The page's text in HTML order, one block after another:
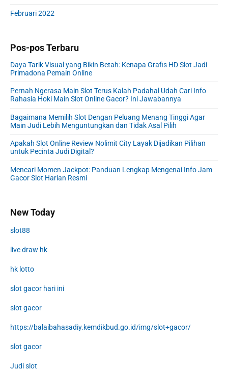
Februari 2022
Pos-pos Terbaru
Daya Tarik Visual yang Bikin Betah: Kenapa Grafis HD Slot Jadi
Primadona Pemain Online
Pernah Ngerasa Main Slot Terus Kalah Padahal Udah Cari Info
Rahasia Hoki Main Slot Online Gacor? Ini Jawabannya
Bagaimana Memilih Slot Dengan Peluang Menang Tinggi Agar
Main Judi Lebih Menguntungkan dan Tidak Asal Pilih
Apakah Slot Online Review Nolimit City Layak Dijadikan Pilihan
untuk Pecinta Judi Digital?
Mencari Momen Jackpot: Panduan Lengkap Mengenai Info Jam
Gacor Slot Harian Resmi
New Today
slot88
live draw hk
hk lotto
slot gacor hari ini
slot gacor
https://balaibahasadiy.kemdikbud.go.id/img/slot+gacor/
slot gacor
Judi slot